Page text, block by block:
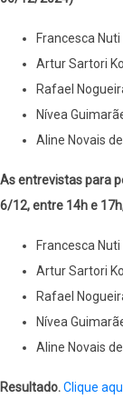
Francesca
Artur Sartori
Rafael
Nívea
Aline Novais
As entrevistas para
6/12, entre 14h e
Francesca
Artur Sartori
Rafael
Nívea
Aline Novais
Resultado.Clique